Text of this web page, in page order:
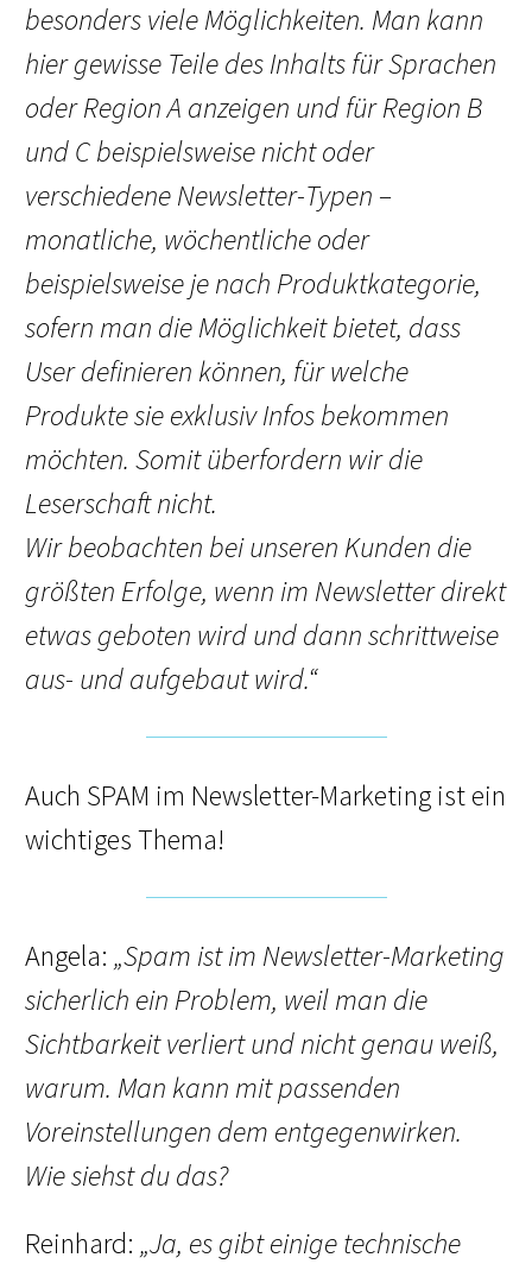
besonders viele Möglichkeiten. Man kann
hier gewisse Teile des Inhalts für Sprachen
oder Region A anzeigen und für Region B
und C beispielsweise nicht oder
verschiedene Newsletter-Typen –
monatliche, wöchentliche oder
beispielsweise je nach Produktkategorie,
sofern man die Möglichkeit bietet, dass
User definieren können, für welche
Produkte sie exklusiv Infos bekommen
möchten. Somit überfordern wir die
Leserschaft nicht.
Wir beobachten bei unseren Kunden die
größten Erfolge, wenn im Newsletter direkt
etwas geboten wird und dann schrittweise
aus- und aufgebaut wird.“
Auch SPAM im Newsletter-Marketing ist ein
wichtiges Thema!
Angela: „Spam ist im Newsletter-Marketing
sicherlich ein Problem, weil man die
Sichtbarkeit verliert und nicht genau weiß,
warum. Man kann mit passenden
Voreinstellungen dem entgegenwirken.
Wie siehst du das?
Reinhard: „Ja, es gibt einige technische